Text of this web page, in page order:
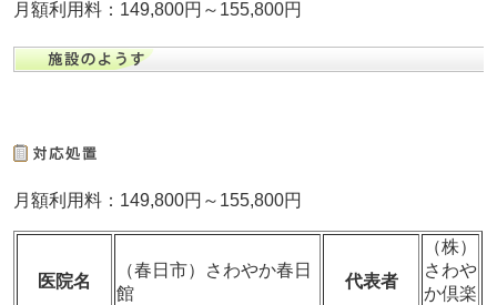
月額利用料：149,800円～155,800円
月額利用料：149,800円～155,800円
医院名
（春日市）さわやか春日
館
代表者
（株）
さわや
か倶楽